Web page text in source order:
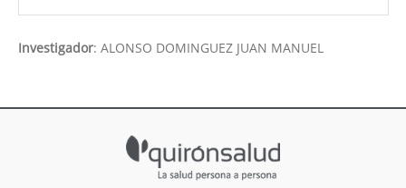
Investigador: ALONSO DOMINGUEZ JUAN MANUEL